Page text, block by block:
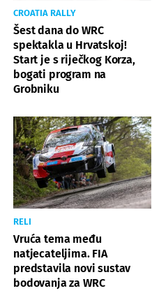
CROATIA RALLY
Šest dana do WRC
spektakla u Hrvatskoj!
Start je s riječkog Korza,
bogati program na
Grobniku
RELI
Vruća tema među
natjecateljima. FIA
predstavila novi sustav
bodovanja za WRC